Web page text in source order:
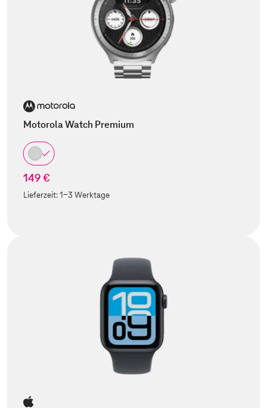
Motorola Watch Premium
149 €
Lieferzeit:1-3 Werktage